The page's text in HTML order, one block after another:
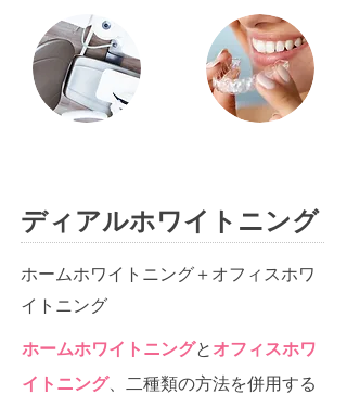
ディアルホワイトニング
​ホームホワイトニング＋オフィスホワ
イトニング
ホームホワイトニングとオフィスホワ
イトニング、二種類の方法を併用する